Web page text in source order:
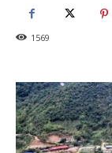
1569